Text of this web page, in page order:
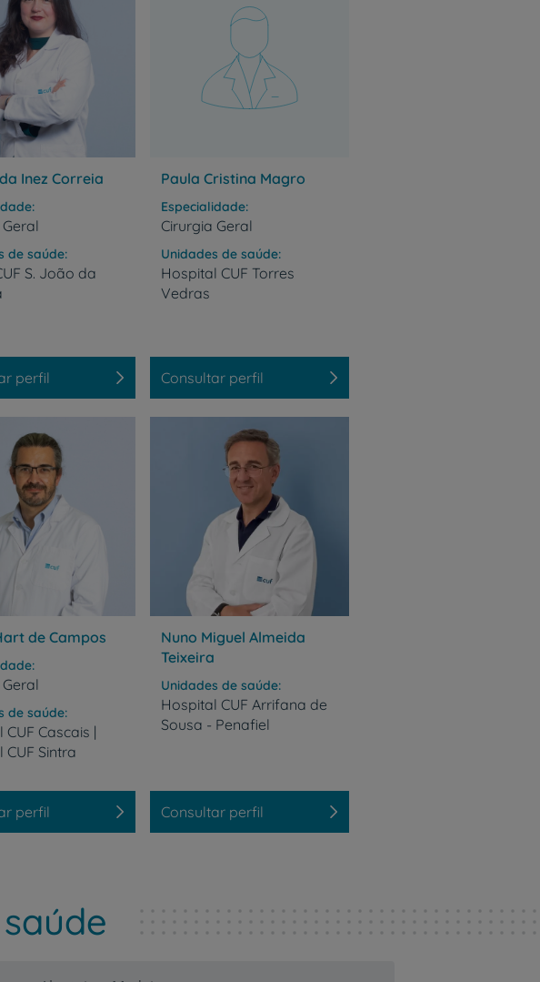
estar
Saúde
Inez Correia
de saúde
S. João da
perfil
Paula Cristina Magro
Especialidade
Cirurgia Geral
Unidades de saúde
Hospital CUF Torres
Vedras
Consultar perfil
de Campos
de saúde
CUF Cascais |
CUF Sintra
perfil
Nuno Miguel Almeida
Teixeira
Unidades de saúde
Hospital CUF Arrifana de
Sousa - Penafiel
Consultar perfil